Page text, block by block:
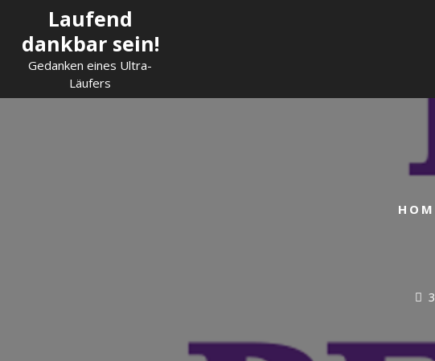
content
Laufend
dankbar sein!
Gedanken eines Ultra-
Läufers